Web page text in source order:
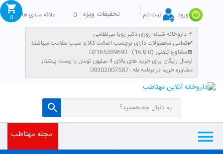
ورود ثبت نام تخفیفات ویژه 0
علاقه مندی ها
داروخانه شبانه روزی دکتر رویا میرنظامی📌
تمامی محصولات دارای برچسب اصالت کالا و سیب سلامت میباشند✔️
مشاوره تلفنی (8 تا 16) : 02165389693☎️
​ارسال رایگان برای خرید های بالای 4 میلیون تومان با پست پیشتاز
مشاوره خرید در برنامه بله : 09302007587
0
مجله مهتاطب